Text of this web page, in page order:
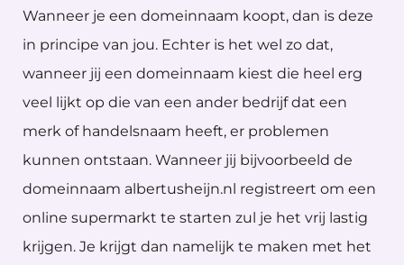
Wanneer je een domeinnaam koopt, dan is deze
in principe van jou. Echter is het wel zo dat,
wanneer jij een domeinnaam kiest die heel erg
veel lijkt op die van een ander bedrijf dat een
merk of handelsnaam heeft, er problemen
kunnen ontstaan. Wanneer jij bijvoorbeeld de
domeinnaam albertusheijn.nl registreert om een
online supermarkt te starten zul je het vrij lastig
krijgen. Je krijgt dan namelijk te maken met het